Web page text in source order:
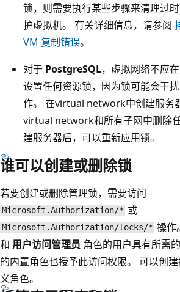
锁，则需要执行某些步骤来清理过
护虚拟机。 有关详细信息，请参阅
VM 复制错误。
对于 PostgreSQL，虚拟网络不应
设置任何资源锁，因为锁可能会干
作。 在virtual network中创建服务
virtual network和所有子网中删除
建服务器后，可以重新应用锁。
谁可以创建或删除锁
若要创建或删除管理锁，需要访问
Microsoft.Authorization/* 或
Microsoft.Authorization/locks/* 操作
和 用户访问管理员 角色的用户具有所需
的内置角色也授予此访问权限。 可以创
义角色。